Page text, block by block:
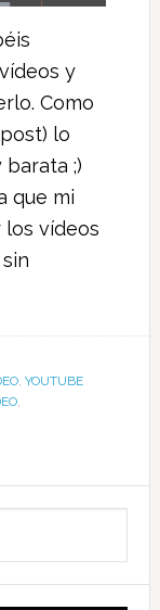
y
Como
lo
;)
que mi
vídeos
, YOUTUBE
,